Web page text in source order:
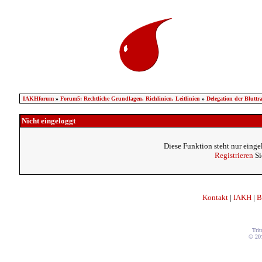
IAKHforum» Forum5: Rechtliche Grundlagen, Richlinien, Leitlinien » Delegation der
Nicht eingeloggt
Diese Funktion steht nur
Registrieren
Kontakt | IAKH |
©